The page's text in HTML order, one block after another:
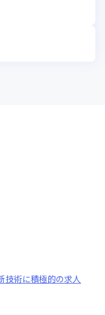
技術に積極的の求人